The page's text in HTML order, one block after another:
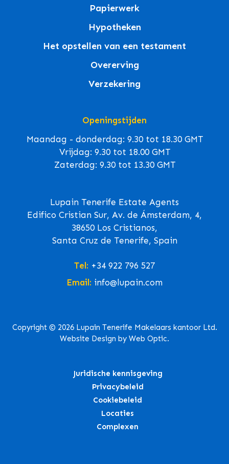
Papierwerk
Hypotheken
Het opstellen van een testament
Overerving
Verzekering
Openingstijden
Maandag - donderdag: 9.30 tot 18.30 GMT
Vrijdag: 9.30 tot 18.00 GMT
Zaterdag: 9.30 tot 13.30 GMT
Lupain Tenerife Estate Agents
Edifico Cristian Sur, Av. de Ámsterdam, 4,
38650 Los Cristianos,
Santa Cruz de Tenerife, Spain
Tel: +34 922 796 527
Email: info@lupain.com
Copyright © 2026 Lupain Tenerife Makelaars kantoor Ltd.
Website Design by Web Optic.
Juridische kennisgeving
Privacybeleid
Cookiebeleid
Locaties
Complexen